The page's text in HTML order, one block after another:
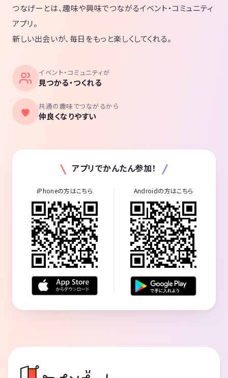
つなげーとは、趣味や興味でつながるイベント・コミュニティ
アプリ。
新しい出会いが、毎日をもっと楽しくしてくれる。
イベント・コミュニティが
見つかる・つくれる
共通の趣味でつながるから
仲良くなりやすい
アプリでかんたん参加！
iPhoneの方はこちら Androidの方はこちら